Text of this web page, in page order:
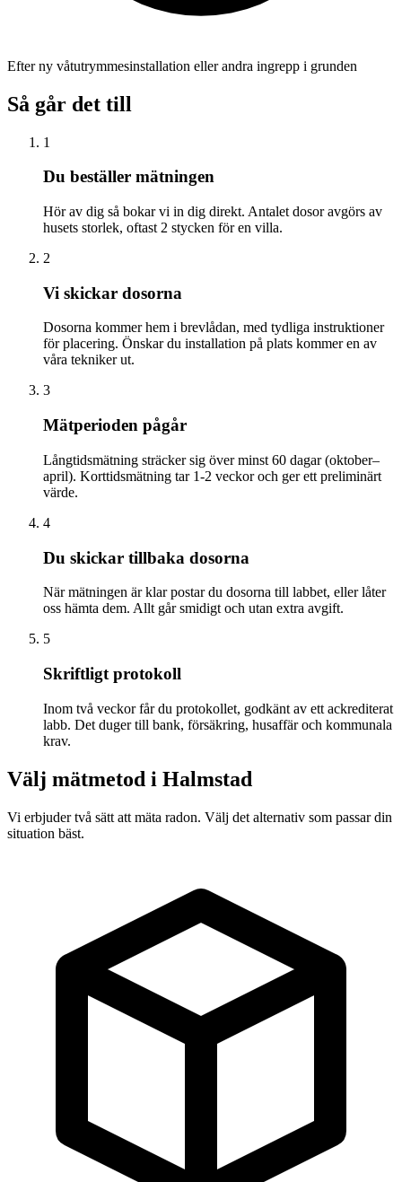
Efter ny våtutrymmesinstallation eller andra ingrepp i grunden
Så går det till
1
Du beställer mätningen
Hör av dig så bokar vi in dig direkt. Antalet dosor avgörs av
husets storlek, oftast 2 stycken för en villa.
2
Vi skickar dosorna
Dosorna kommer hem i brevlådan, med tydliga instruktioner
för placering. Önskar du installation på plats kommer en av
våra tekniker ut.
3
Mätperioden pågår
Långtidsmätning sträcker sig över minst 60 dagar (oktober–
april). Korttidsmätning tar 1-2 veckor och ger ett preliminärt
värde.
4
Du skickar tillbaka dosorna
När mätningen är klar postar du dosorna till labbet, eller låter
oss hämta dem. Allt går smidigt och utan extra avgift.
5
Skriftligt protokoll
Inom två veckor får du protokollet, godkänt av ett ackrediterat
labb. Det duger till bank, försäkring, husaffär och kommunala
krav.
Välj mätmetod i Halmstad
Vi erbjuder två sätt att mäta radon. Välj det alternativ som passar din
situation bäst.